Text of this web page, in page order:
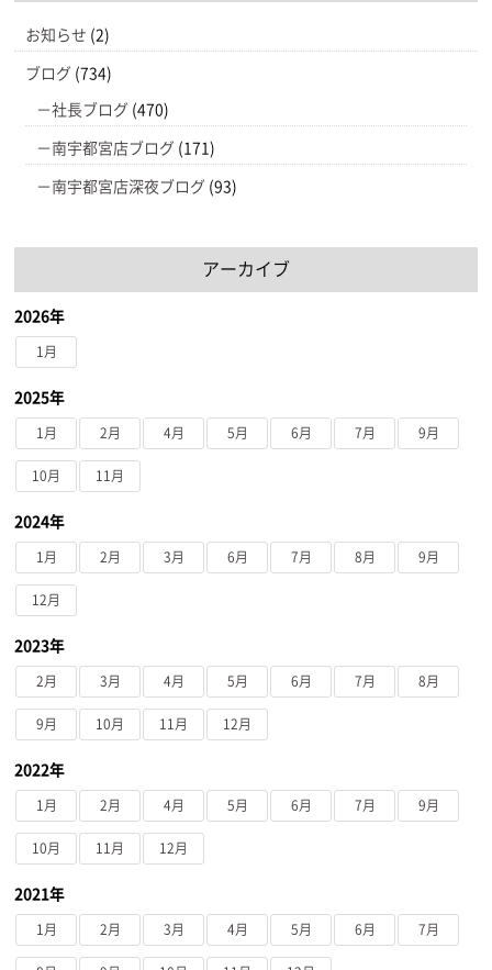
お知らせ (2)
ブログ (734)
社長ブログ (470)
南宇都宮店ブログ (171)
南宇都宮店深夜ブログ (93)
アーカイブ
2026年
1月
2025年
1月 2月 4月 5月 6月 7月 9月
10月 11月
2024年
1月 2月 3月 6月 7月 8月 9月
12月
2023年
2月 3月 4月 5月 6月 7月 8月
9月 10月 11月 12月
2022年
1月 2月 4月 5月 6月 7月 9月
10月 11月 12月
2021年
1月 2月 3月 4月 5月 6月 7月